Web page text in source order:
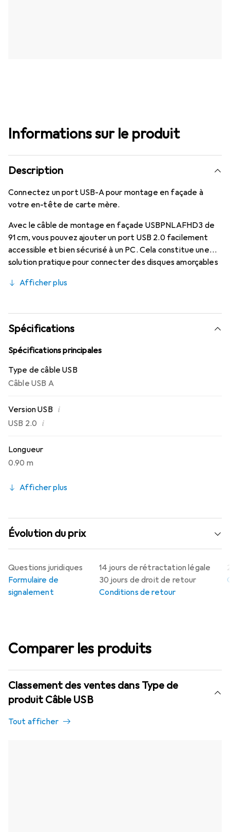
Informations sur le produit
Description
Connectez un port USB-A pour montage en façade à
votre en-tête de carte mère.
Avec le câble de montage en façade USBPNLAFHD3 de
91 cm, vous pouvez ajouter un port USB 2.0 facilement
accessible et bien sécurisé à un PC. Cela constitue une
solution pratique pour connecter des disques amorçables
mère.Afficher plus
Spécifications
Spécifications principales
Type de câble USB
Câble USB A
Version USB i
USB 2.0 i
Longueur
0.90 m
Afficher plus
Évolution du prix
14 jours de rétractation légale
30 jours de droit de retour
Conditions de retour
Questions juridiques
Formulaire de
signalement
Comparer les produits
Classement des ventes dans Type de
produit Câble USB
Tout afficher